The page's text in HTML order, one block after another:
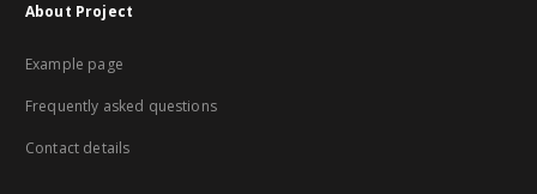
About Project
Example page
Frequently asked questions
Contact details